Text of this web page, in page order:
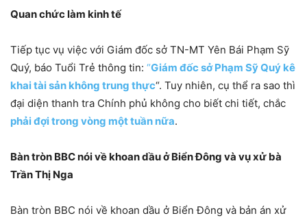
Quan chức làm kinh tế
Tiếp tục vụ việc với Giám đốc sở TN-MT Yên Bái Phạm Sỹ
Quý, báo Tuổi Trẻ thông tin: “Giám đốc sở Phạm Sỹ Quý kê
khai tài sản không trung thực“. Tuy nhiên, cụ thể ra sao thì
đại diện thanh tra Chính phủ không cho biết chi tiết, chắc
phải đợi trong vòng một tuần nữa.
Bàn tròn BBC nói về khoan dầu ở Biển Đông và vụ xử bà
Trần Thị Nga
Bàn tròn BBC nói về khoan dầu ở Biển Đông và bản án xử